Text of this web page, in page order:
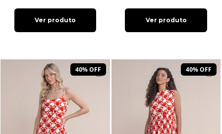
Ver produto Ver produto
40% OFF 40% OFF